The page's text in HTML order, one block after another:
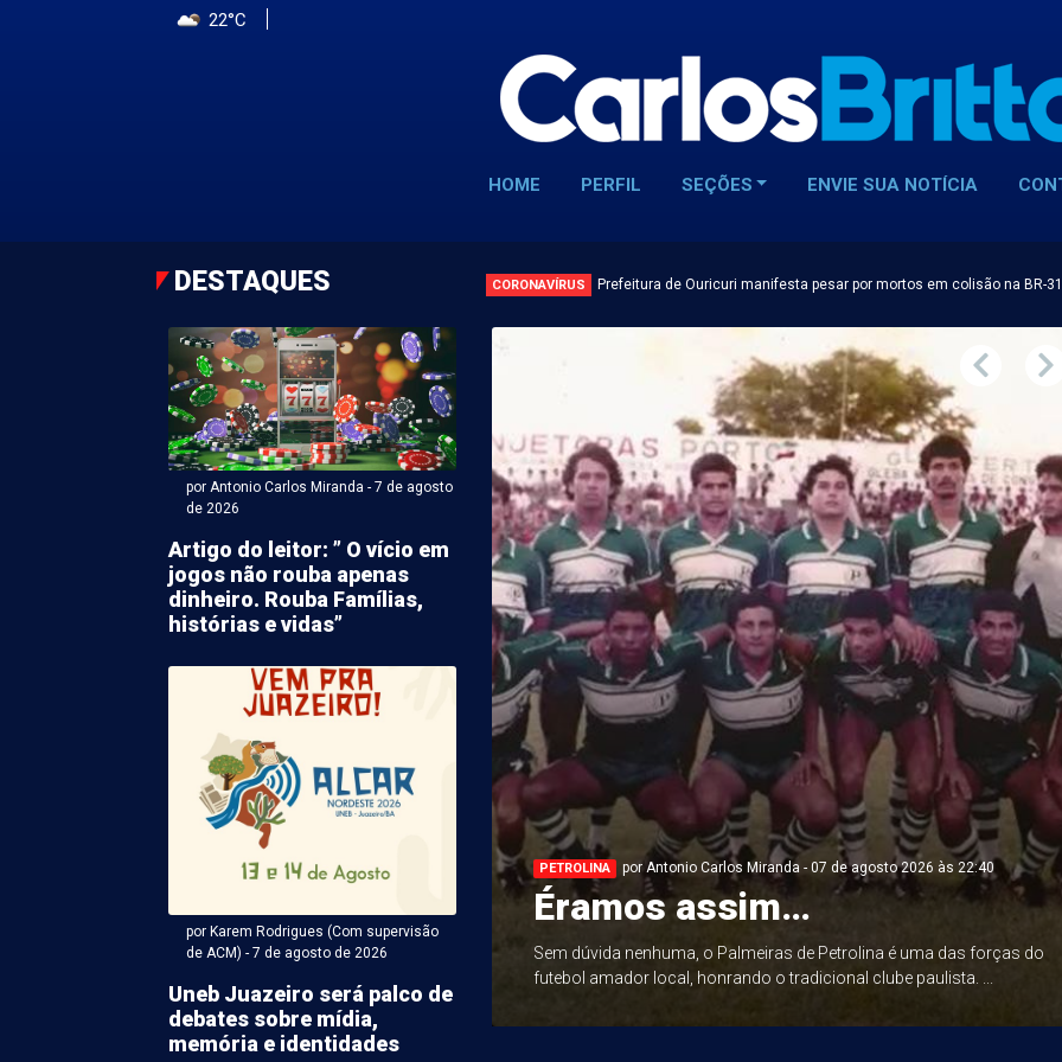
22°C
HOME PERFIL SEÇÕES ENVIE SUA NOTÍCIA
DESTAQUES CORONAVÍRUS Prefeitura de Ouricuri manifesta pesar por mortos em colisão na BR-
por Antonio Carlos Miranda - 7 de agosto
de 2026
Artigo do leitor: ” O vício em
jogos não rouba apenas
dinheiro. Rouba Famílias,
histórias e vidas”
por Karem Rodrigues (Com supervisão
de ACM) - 7 de agosto de 2026
Uneb Juazeiro será palco de
debates sobre mídia,
memória e identidades
Rodrigues (Com supervisão de ACM) - 07 de agosto
causado por
aborrece
no Gercino Coelho
de vazamento na tubulação de água irrita
PETROLINA por Antonio Carlos Miranda - 07 de agosto 2026 às 22:40
Éramos assim…
Sem dúvida nenhuma, o Palmeiras de Petrolina é uma das forças do
futebol amador local, honrando o tradicional clube paulista. ...